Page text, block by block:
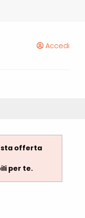
Accedi
offerta
per te.